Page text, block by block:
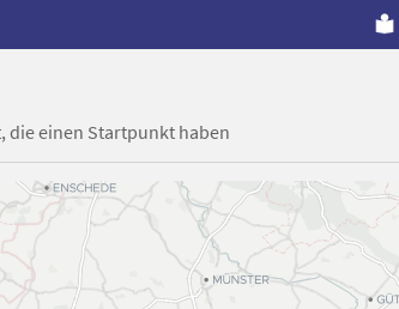
die einen Startpunkt haben